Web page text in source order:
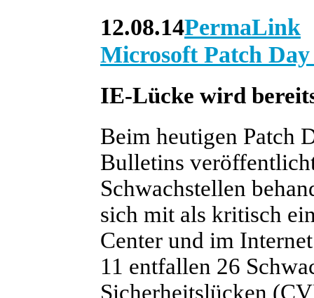
12.08.14PermaLink
Microsoft Patch
IE-Lücke wird
Beim heutigen Patch
Bulletins
Schwachstellen
sich mit als kritisch
Center und im
11 entfallen 26
Sicherheitslücken